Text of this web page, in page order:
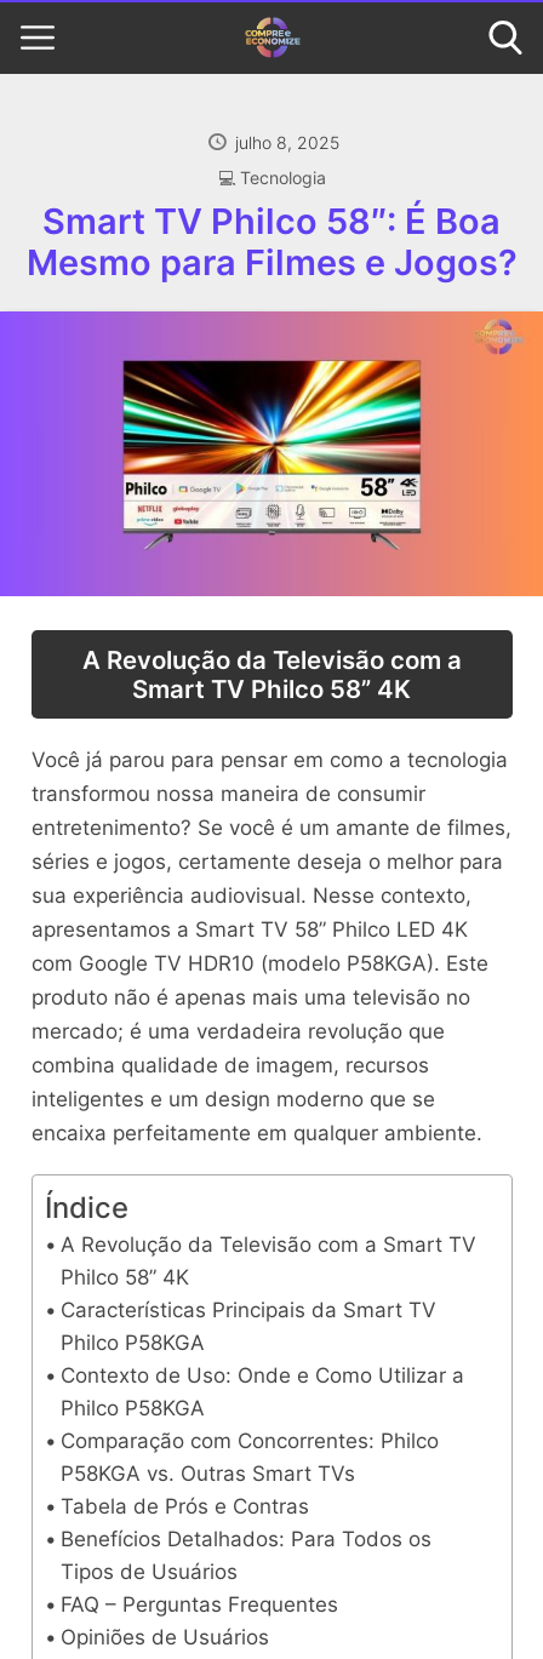
julho 8, 2025
‍💻 Tecnologia
Smart TV Philco 58″: É Boa
Mesmo para Filmes e Jogos?
A Revolução da Televisão com a
Smart TV Philco 58” 4K
Você já parou para pensar em como a tecnologia
transformou nossa maneira de consumir
entretenimento? Se você é um amante de filmes,
séries e jogos, certamente deseja o melhor para
sua experiência audiovisual. Nesse contexto,
apresentamos a Smart TV 58” Philco LED 4K
com Google TV HDR10 (modelo P58KGA). Este
produto não é apenas mais uma televisão no
mercado; é uma verdadeira revolução que
combina qualidade de imagem, recursos
inteligentes e um design moderno que se
encaixa perfeitamente em qualquer ambiente.
Índice
A Revolução da Televisão com a Smart TV
Philco 58” 4K
Características Principais da Smart TV
Philco P58KGA
Contexto de Uso: Onde e Como Utilizar a
Philco P58KGA
Comparação com Concorrentes: Philco
P58KGA vs. Outras Smart TVs
Tabela de Prós e Contras
Benefícios Detalhados: Para Todos os
Tipos de Usuários
FAQ – Perguntas Frequentes
Opiniões de Usuários